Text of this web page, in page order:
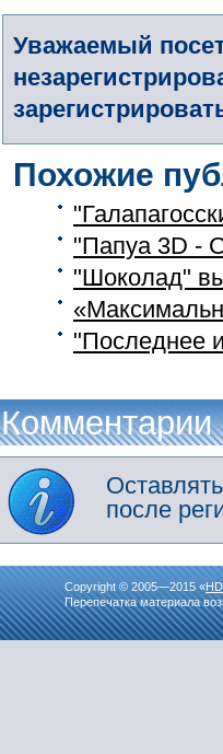
Уважаемый
Похожие
"Папуа 3D -
"Шоколад"
"Последнее
Комментарии
после
Copyright © 2005—2015 «
Перепечатка материала